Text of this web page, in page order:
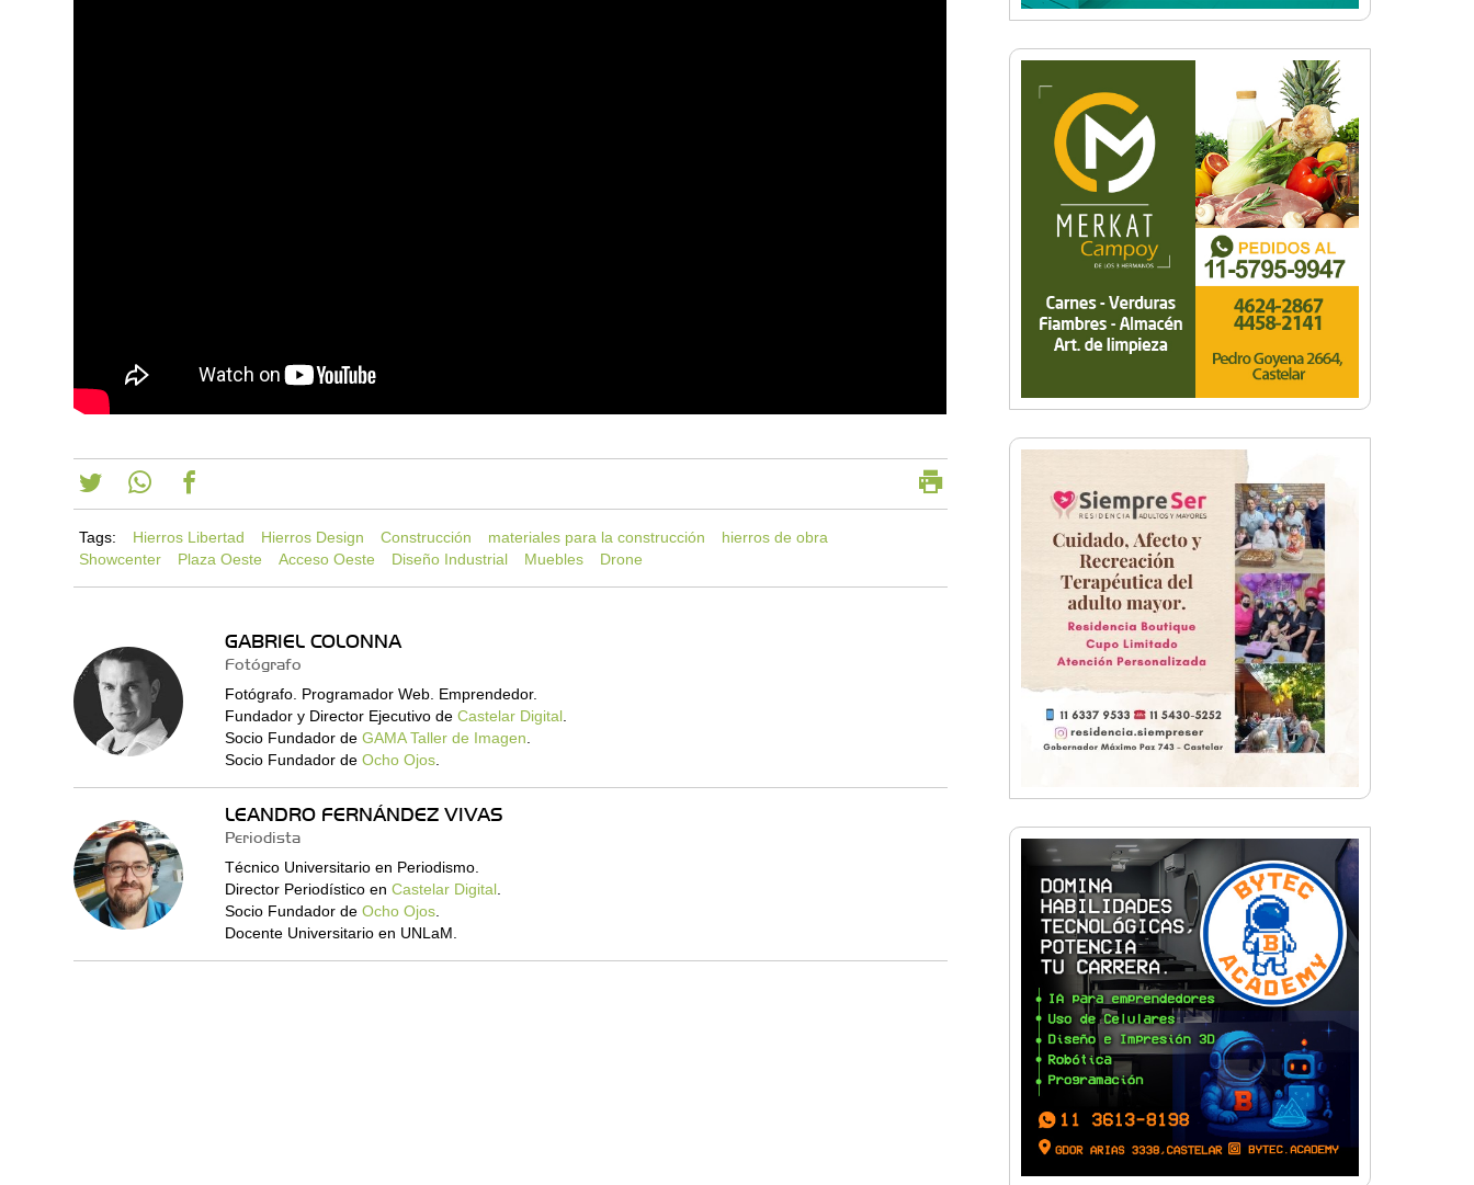
Tags: Hierros Libertad Hierros Design Construcción materiales para la construcción
hierros de obra
Showcenter
Plaza Oeste Acceso Oeste Diseño Industrial Muebles Drone
GABRIEL COLONNA
Fotógrafo
Fotógrafo. Programador Web. Emprendedor.
Fundador y Director Ejecutivo de Castelar Digital.
Socio Fundador de GAMA Taller de Imagen.
Socio Fundador de Ocho Ojos.
LEANDRO FERNÁNDEZ VIVAS
Periodista
Técnico Universitario en Periodismo.
Director Periodístico en Castelar Digital.
Socio Fundador de Ocho Ojos.
Docente Universitario en UNLaM.